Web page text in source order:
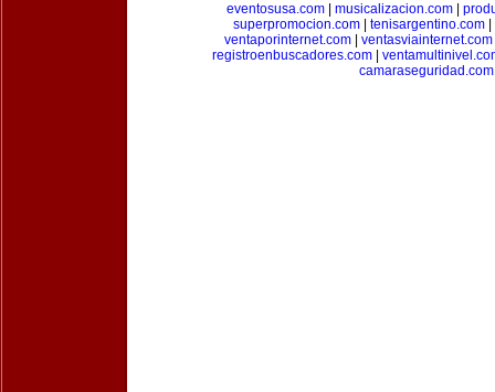
eventosusa.com| musicalizacion.com|
superpromocion.com
tenisargentino.com
ventaporinternet.com
ventasviainternet.com
registroenbuscadores.com
camaraseguridad.com